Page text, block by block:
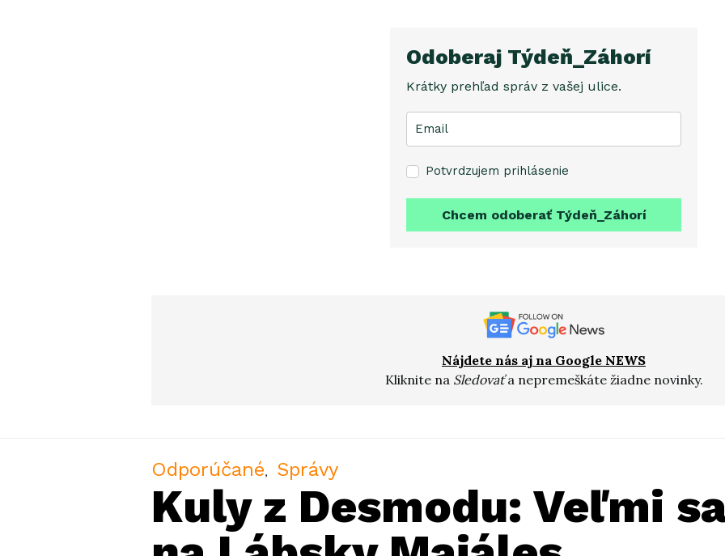
Odoberaj Týdeň_Záhorí
Krátky prehľad správ z vašej ulice.
Potvrdzujem prihlásenie
Chcem odoberať Týdeň_Záhorí
Nájdete nás aj na Google NEWS
Kliknite na Sledovaťa nepremeškáte žiadne novinky.
Odporúčané Správy
Kuly z Desmodu: Veľmi